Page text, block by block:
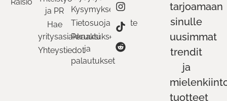
ja PR
Hae
yritysasiakkaaksi
Yhteystiedot
Kysymykset
Tietosuojaseloste
Peruutukset
ja
palautukset
tarjoamaan
sinulle
uusimmat
trendit
ja
tuotteet